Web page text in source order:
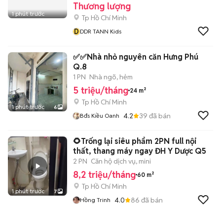
1 phút trước
Thương lượng
Tp Hồ Chí Minh
DDDR TANN Kids
1 phút trước 6
✅✅Nhà nhỏ nguyên căn Hưng Phú
Q.8
1 PN Nhà ngõ, hẻm
5 triệu/tháng 24 m²
Tp Hồ Chí Minh
Bđs Kiều Oanh 4.2 39 đã bán
1 phút trước 7
🌻Trống lại siêu phẩm 2PN full nội
thất, thang máy ngay ĐH Y Dược Q5
2 PN Căn hộ dịch vụ, mini
8,2 triệu/tháng 60 m²
Tp Hồ Chí Minh
Hồng Trinh 4.0 86 đã bán